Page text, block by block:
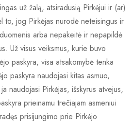
už žalą, atsiradusią Pirkėjui ir (ar)
to, jog Pirkėjas nurodė neteisingus ir
arba nepakeitė ir nepapildė
Už visus veiksmus, kurie buvo
paskyra, visa atsakomybė tenka
paskyra naudojasi kitas asmuo,
naudojasi Pirkėjas, išskyrus atvejus,
prieinamu trečiajam asmeniui
prisijungimo prie Pirkėjo